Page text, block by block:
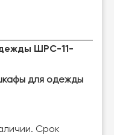
ШРС-11-
для одежды
Срок